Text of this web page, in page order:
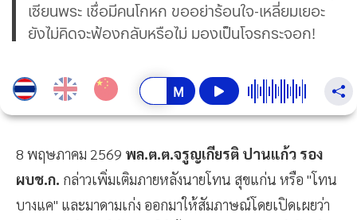
เซียนพระ เชื่อมีคนโกหก ขออย่าร้อนใจ-เหลี่ยมเยอะ
ยังไม่คิดจะฟ้องกลับหรือไม่ มองเป็นโจรกระจอก!
8 พฤษภาคม 2569 พล.ต.ต.จรูญเกียรติ ปานแก้ว รอง
ผบช.ก. กล่าวเพิ่มเติมภายหลังนายโทน สุขแก่น หรือ "โทน
บางแค" และมาดามเก่ง ออกมาให้สัมภาษณ์โดยเปิดเผยว่า